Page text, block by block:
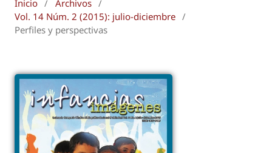
Inicio / Archivos /
Vol. 14 Núm. 2 (2015): julio-diciembre /
Perfiles y perspectivas